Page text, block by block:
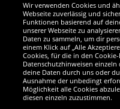
Wir sind
Wir verwenden Cookies und
Webseite zuverlässig und
Funktionen basierend auf
unserer Webseite zu
Daten zu sammeln, um dir
einem Klick auf „Alle
Cookies, für die in den
Datenschutzhinweisen einzeln
deine Daten durch uns oder
Ausnahme der unbedingt
Möglichkeit alle Cookies
diesen einzeln zuzustimmen.